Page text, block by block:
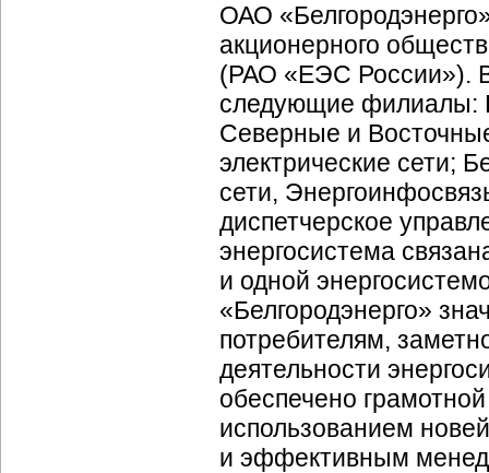
ОАО
акционерного
(РАО «ЕЭС России»). В
следующие филиалы:
Северные и
электрические сети;
сети,
диспетчерское
энергосистема
и одной
«Белгородэнерго»
потребителям,
деятельности
обеспечено
использованием
и эффективным